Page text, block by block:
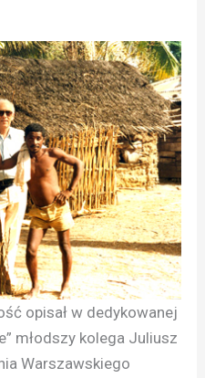
opisał w dedykowanej
młodszy kolega Juliusz
Warszawskiego